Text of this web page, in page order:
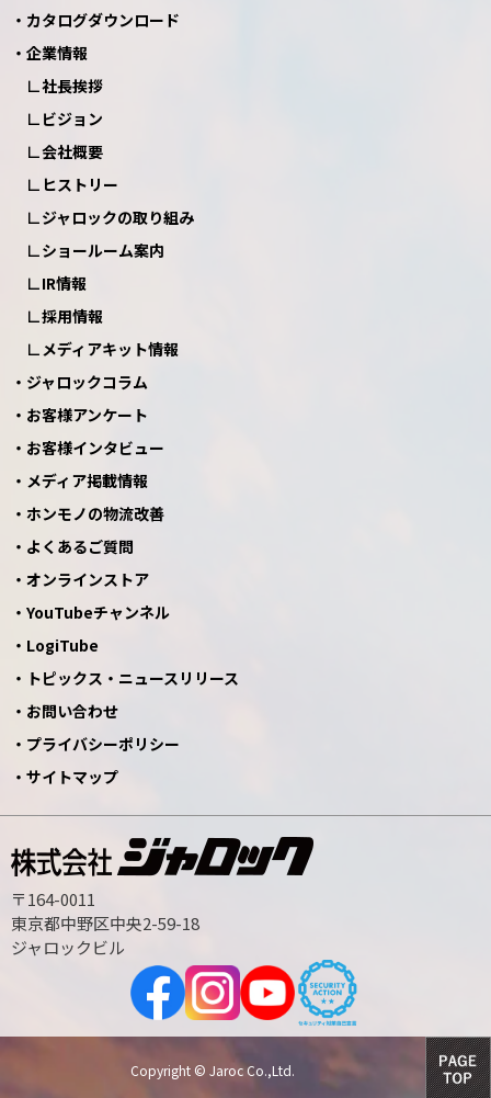
カタログダウンロード
企業情報
社長挨拶
ビジョン
会社概要
ヒストリー
ジャロックの取り組み
ショールーム案内
IR情報
採用情報
メディアキット情報
ジャロックコラム
お客様アンケート
お客様インタビュー
メディア掲載情報
ホンモノの物流改善
よくあるご質問
オンラインストア
YouTubeチャンネル
LogiTube
トピックス・ニュースリリース
お問い合わせ
プライバシーポリシー
サイトマップ
〒164-0011
東京都中野区中央2-59-18
ジャロックビル
Copyright © Jaroc Co.,Ltd.